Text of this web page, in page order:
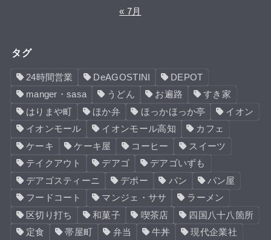
« 7月
タグ
24時間営業 DeAGOSTINI
DEPOT
manger・sasa
うどん お遍路
すき家
はりまや町
ほか弁 ほっかほっか亭
イオン
イオンモール
イオンモール高知
カフェ
ケーキ
ケーキ屋 コーヒー
スイーツ
テイクアウト
デアゴ
デアゴいずも
デアゴスティーニ
デポー パン
パン屋
フードコート
マンジェ・ササ
ラーメン
区切り打ち
和菓子 喫茶店
四国八十八箇所
定食
帯屋町 弁当 牛丼
現代企業社